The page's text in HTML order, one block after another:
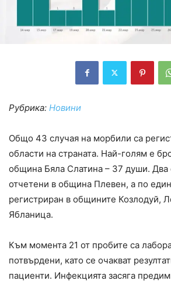
Рубрика: Новини
Общо 43 случая на морбили са
области на страната. Най-голям е
община Бяла Слатина – 37 души. Два
отчетени в община Плевен, а по
регистриран в общините Козлодуй,
Ябланица.
Към момента 21 от пробите са
потвърдени, като се очакват
пациенти. Инфекцията засяга